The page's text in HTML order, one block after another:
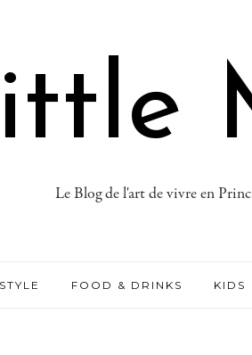
Le Blog de l'art de vivre en
FOOD & DRINKS KIDS